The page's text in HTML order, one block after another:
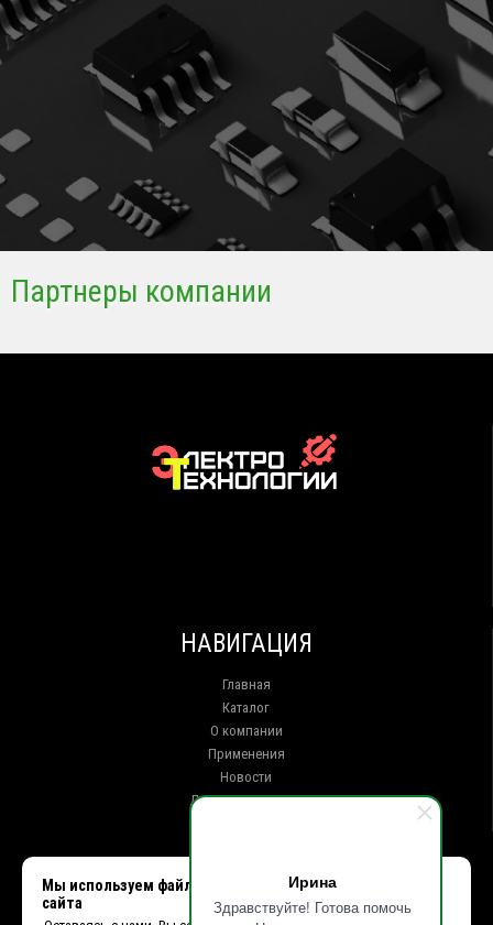
Ирина
Здравствуйте! Готова помочь
Партнеры компании
НАВИГАЦИЯ
Главная
Каталог
О компании
Применения
Новости
Доставка и оплата
г. Иркутск ул. Клары Цеткин, 16, офис 15
Мы используем файлы cookie, чтобы улучшить работу
сайта